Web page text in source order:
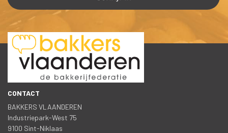
CONTACT
BAKKERS VLAANDEREN
Industriepark-West 75
9100 Sint-Niklaa